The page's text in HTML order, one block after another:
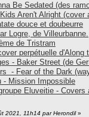
Be Sedated (des
Aren't Alright (cover
douce et doubeurre
Logre, de Villeurbanne.
de Tristram
perpétuelle
- Baker Street (de
- Fear of the Dark
- Mission Impossible
Eluveitie -
2021, 11h14 par Herondil»